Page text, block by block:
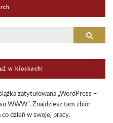
w kioskach!
zatytułowana „WordPress –
WWW”. Znajdziesz tam zbiór
dzień w swojej pracy.